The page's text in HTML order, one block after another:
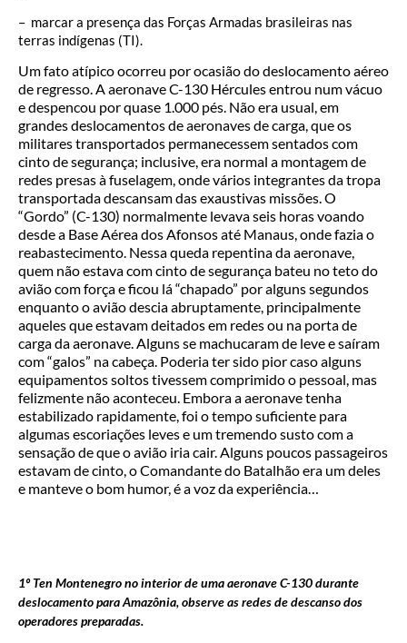
– marcar a presença das Forças Armadas brasileiras nas
terras indígenas (TI).
Um fato atípico ocorreu por ocasião do deslocamento aéreo
de regresso. A aeronave C-130 Hércules entrou num vácuo
e despencou por quase 1.000 pés. Não era usual, em
grandes deslocamentos de aeronaves de carga, que os
militares transportados permanecessem sentados com
cinto de segurança; inclusive, era normal a montagem de
redes presas à fuselagem, onde vários integrantes da tropa
transportada descansam das exaustivas missões. O
“Gordo” (C-130) normalmente levava seis horas voando
desde a Base Aérea dos Afonsos até Manaus, onde fazia o
reabastecimento. Nessa queda repentina da aeronave,
quem não estava com cinto de segurança bateu no teto do
avião com força e ficou lá “chapado” por alguns segundos
enquanto o avião descia abruptamente, principalmente
aqueles que estavam deitados em redes ou na porta de
carga da aeronave. Alguns se machucaram de leve e saíram
com “galos” na cabeça. Poderia ter sido pior caso alguns
equipamentos soltos tivessem comprimido o pessoal, mas
felizmente não aconteceu. Embora a aeronave tenha
estabilizado rapidamente, foi o tempo suficiente para
algumas escoriações leves e um tremendo susto com a
sensação de que o avião iria cair. Alguns poucos passageiros
estavam de cinto, o Comandante do Batalhão era um deles
e manteve o bom humor, é a voz da experiência…
1º Ten Montenegro no interior de uma aeronave C-130 durante
deslocamento para Amazônia, observe as redes de descanso dos
operadores preparadas.